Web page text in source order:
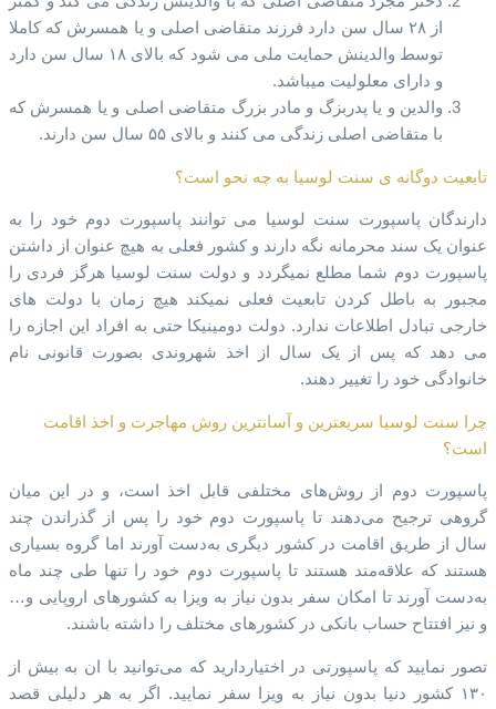
از ۲۸ سال سن دارد فرزند متقاضی اصلی و یا همسرش که کاملا
توسط والدینش حمایت ملی می شود که بالای ۱۸ سال سن دارد
و دارای معلولیت میباشد.
والدین و یا پدربزگ و مادر بزرگ متقاضی اصلی و یا همسرش که
با متقاضی اصلی زندگی می کنند و بالای ۵۵ سال سن دارند.
تابعیت دوگانه ی سنت لوسیا به چه نحو است؟
دارندگان پاسپورت سنت لوسیا می توانند پاسپورت دوم خود را به
عنوان یک سند محرمانه نگه دارند و کشور فعلی به هیچ عنوان از داشتن
پاسپورت دوم شما مطلع نمیگردد و دولت سنت لوسیا هرگز فردی را
مجبور به باطل کردن تابعیت فعلی نمیکند هیچ زمان با دولت های
خارجی تبادل اطلاعات ندارد. دولت دومینیکا حتی به افراد این اجازه را
می دهد که پس از یک سال از اخذ شهروندی بصورت قانونی نام
خانوادگی خود را تغییر دهند.
چرا سنت لوسیا سریعترین و آسانترین روش مهاجرت و اخذ اقامت
است؟
پاسپورت دوم از روش‌های مختلفی قابل اخذ است، و در این میان
گروهی ترجیح می‌دهند تا پاسپورت دوم خود را پس از گذراندن چند
سال از طریق اقامت در کشور دیگری به‌دست آورند اما گروه بسیاری
هستند که علاقه‌مند هستند تا پاسپورت دوم خود را تنها طی چند ماه
به‌دست آورند تا امکان سفر بدون نیاز به ویزا به کشورهای اروپایی و…
و نیز افتتاح حساب بانکی در کشورهای مختلف را داشته باشند.
تصور نمایید که پاسپورتی در اختیاردارید که می‌توانید با ان به بیش از
۱۳۰ کشور دنیا بدون نیاز به ویزا سفر نمایید. اگر به هر دلیلی قصد